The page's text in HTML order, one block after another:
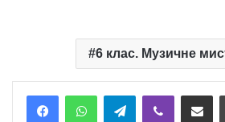
6 клас. Музичне
TelegramViber